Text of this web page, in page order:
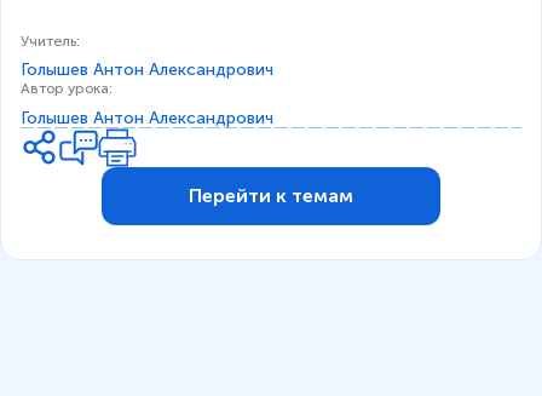
Учитель:
Голышев Антон Александрович
Автор урока:
Голышев Антон Александрович
Перейти к темам